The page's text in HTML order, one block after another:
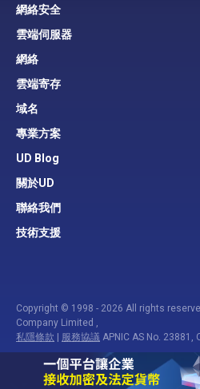
網絡安全
雲端伺服器
網絡
雲端寄存
域名
專業方案
UD Blog
關於UD
聯絡我們
技術支援
Copyright © 1998 - 2026 All rights
Company Limited ,
私隱條款 | 服務協議APNIC AS No. 23881,